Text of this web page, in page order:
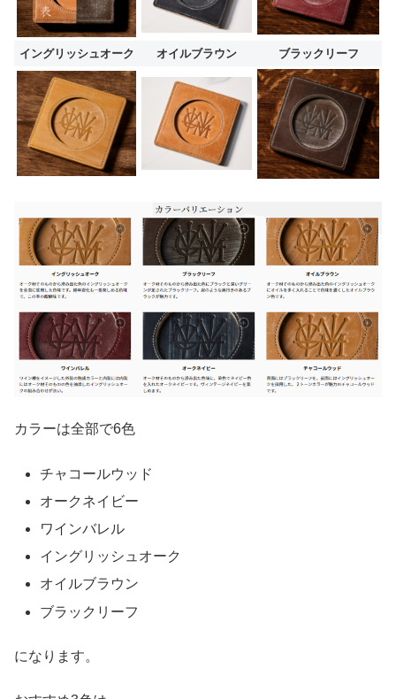
イングリッシュオーク オイルブラウン ブラックリーフ
カラーは全部で6色
チャコールウッド
オークネイビー
ワインバレル
イングリッシュオーク
オイルブラウン
ブラックリーフ
になります。